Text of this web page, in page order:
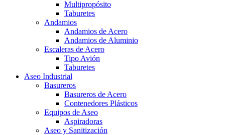
Multipropósito
Taburetes
Andamios
Andamios de Acero
Andamios de Aluminio
Escaleras de Acero
Tipo Avión
Taburetes
Aseo Industrial
Basureros
Basureros de Acero
Contenedores Plásticos
Equipos de Aseo
Aspiradoras
Aseo y Sanitización